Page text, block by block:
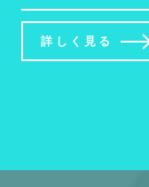
詳しく見る